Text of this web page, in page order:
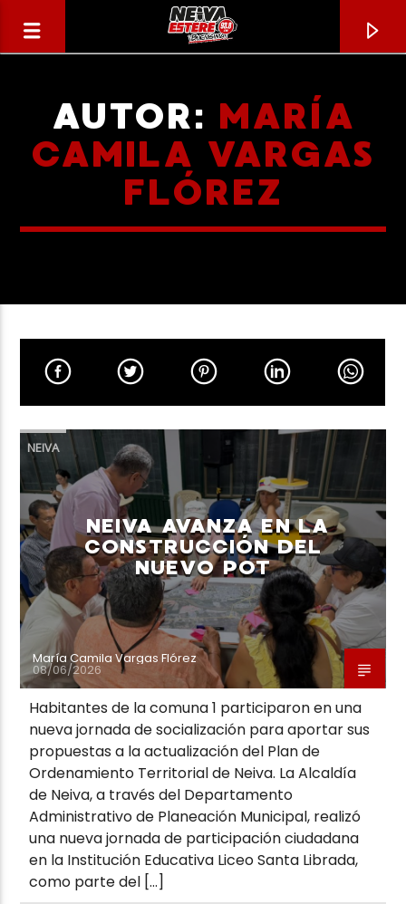
CANCIÓN ACTUAL
TÍTULO
Neiva Estereo
AUTOR: MARÍA
CAMILA VARGAS
FLÓREZ
NEIVA
NEIVA AVANZA EN LA
CONSTRUCCIÓN DEL
NUEVO POT
María Camila Vargas Flórez
08/06/2026
Habitantes de la comuna 1 participaron en una
nueva jornada de socialización para aportar sus
propuestas a la actualización del Plan de
Ordenamiento Territorial de Neiva. La Alcaldía
de Neiva, a través del Departamento
Administrativo de Planeación Municipal, realizó
una nueva jornada de participación ciudadana
en la Institución Educativa Liceo Santa Librada,
como parte del […]